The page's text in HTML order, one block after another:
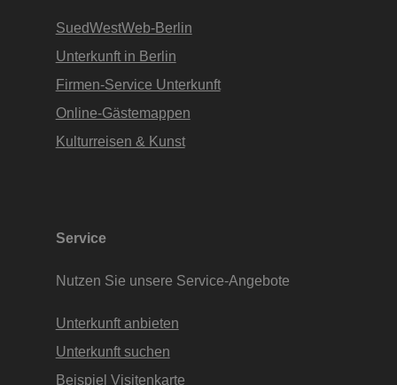
SuedWestWeb-Berlin
Unterkunft in Berlin
Firmen-Service Unterkunft
Online-Gästemappen
Kulturreisen & Kunst
Service
Nutzen Sie unsere Service-Angebote
Unterkunft anbieten
Unterkunft suchen
Beispiel Visitenkarte